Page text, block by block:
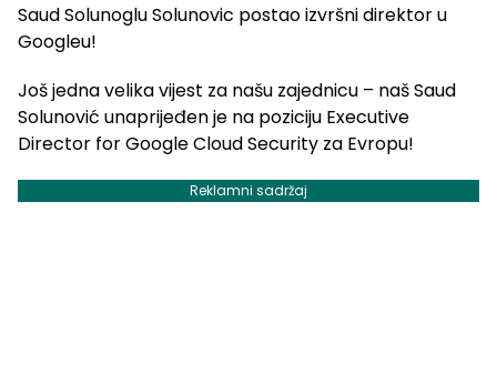
Saud Solunoglu Solunovic postao izvršni direktor u
Googleu!
Još jedna velika vijest za našu zajednicu – naš Saud
Solunović unaprijeđen je na poziciju Executive
Director for Google Cloud Security za Evropu!
Reklamni sadržaj